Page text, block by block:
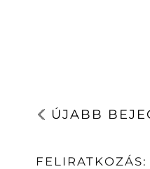
ÚJABB
FELIRATKOZÁS: